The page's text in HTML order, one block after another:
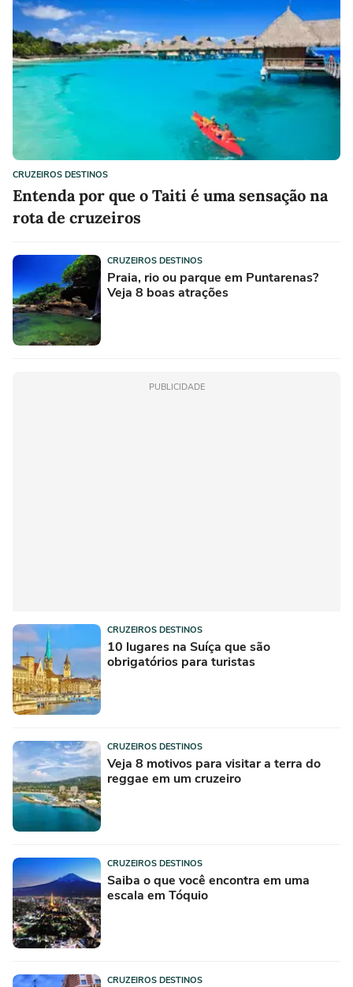
CRUZEIROS DESTINOS
Entenda por que o Taiti é uma sensação na
rota de cruzeiros
CRUZEIROS DESTINOS
Praia, rio ou parque em Puntarenas?
Veja 8 boas atrações
PUBLICIDADE
CRUZEIROS DESTINOS
10 lugares na Suíça que são
obrigatórios para turistas
CRUZEIROS DESTINOS
Veja 8 motivos para visitar a terra do
reggae em um cruzeiro
CRUZEIROS DESTINOS
Saiba o que você encontra em uma
escala em Tóquio
CRUZEIROS DESTINOS